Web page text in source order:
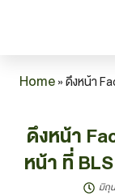
Home»ดึงหน้า
ดึงหน้า
หน้า ที่
มิถุ